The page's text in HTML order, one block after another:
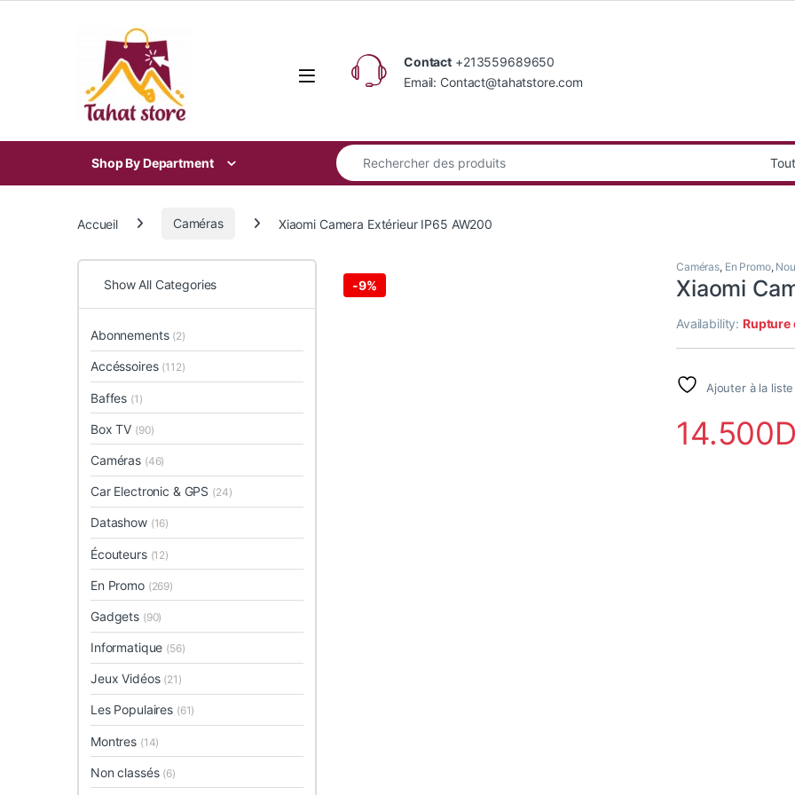
Contact +213559689650
Email: Contact@tahatstore.com
Shop By Department
Search for:
Accueil Caméras Xiaomi Camera Extérieur IP65 AW200
-9%
Caméras, En Promo,
Xiaomi
Availability:Rupture
Ajouter à la liste
14.500
Show All Categories
Abonnements (2)
Accéssoires (112)
Baffes (1)
Box TV (90)
Caméras (46)
Car Electronic & GPS (24)
Datashow (16)
Écouteurs (12)
En Promo (269)
Gadgets (90)
Informatique (56)
Jeux Vidéos (21)
Les Populaires (61)
Montres (14)
Non classés (6)